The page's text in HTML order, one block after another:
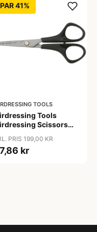
41%
TOOLS
Tools
Scissors
PRIS 199,00 KR
kr